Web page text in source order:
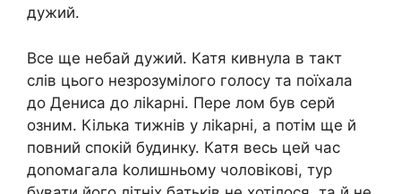
дужий.
Все ще небай дужий. Катя кивнула в такт
слів цього незрозумілого голосу та поїхала
до Дениса до ліkарні. Пере лом був серй
озним. Кілька тижнів у ліkарні, а потім ще й
повний спокій будинку. Катя весь цей час
доnомагала kолишньому чоловікові, тур